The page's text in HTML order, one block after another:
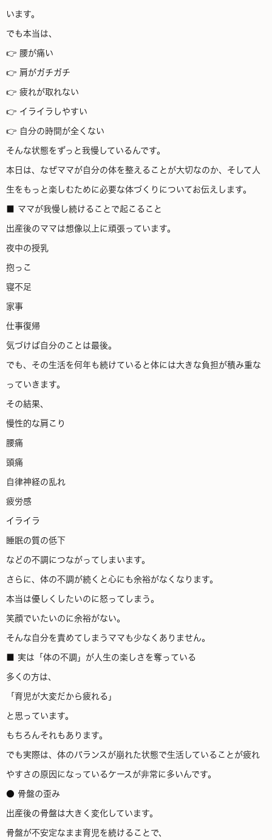
います。
でも本当は、
👉 腰が痛い
👉 肩がガチガチ
👉 疲れが取れない
👉 イライラしやすい
👉 自分の時間が全くない
そんな状態をずっと我慢しているんです。
本日は、なぜママが自分の体を整えることが大切なのか、そして人
生をもっと楽しむために必要な体づくりについてお伝えします。
■ ママが我慢し続けることで起こること
出産後のママは想像以上に頑張っています。
夜中の授乳
抱っこ
寝不足
家事
仕事復帰
気づけば自分のことは最後。
でも、その生活を何年も続けていると体には大きな負担が積み重な
っていきます。
その結果、
慢性的な肩こり
腰痛
頭痛
自律神経の乱れ
疲労感
イライラ
睡眠の質の低下
などの不調につながってしまいます。
さらに、体の不調が続くと心にも余裕がなくなります。
本当は優しくしたいのに怒ってしまう。
笑顔でいたいのに余裕がない。
そんな自分を責めてしまうママも少なくありません。
■ 実は「体の不調」が人生の楽しさを奪っている
多くの方は、
「育児が大変だから疲れる」
と思っています。
もちろんそれもあります。
でも実際は、体のバランスが崩れた状態で生活していることが疲れ
やすさの原因になっているケースが非常に多いんです。
● 骨盤の歪み
出産後の骨盤は大きく変化しています。
骨盤が不安定なまま育児を続けることで、